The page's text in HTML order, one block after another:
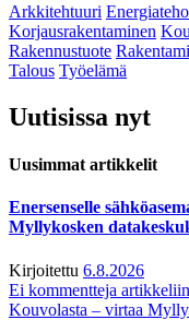
Arkkitehtuuri
Korjausrakentaminen
Rakennustuote
Talous Työelämä
Uutisissa nyt
Uusimmat artikkelit
Enersenselle
Myllykosken
Kirjoitettu 6.8.2026
Ei kommentteja
Kouvolasta – virtaa